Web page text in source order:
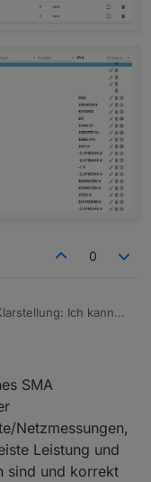
0
Ich kann
per Modbus abrufen?
RasPi laufen,
Modbus Register
SMA
Netzmessungen,
Leistung und
sind und korrekt